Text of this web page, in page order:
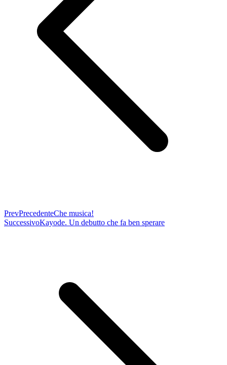
PrevPrecedenteChe musica!
SuccessivoKayode. Un debutto che fa ben sperare